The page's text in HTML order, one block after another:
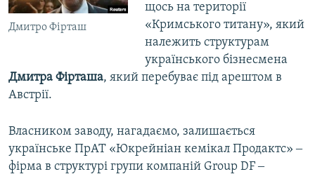
Дмитро Фірташ
щось на території
«Кримського титану», який
належить структурам
українського бізнесмена
Дмитра Фірташа, який перебуває під арештом в
Австрії.
Власником заводу, нагадаємо, залишається
українське ПрАТ «Юкрейніан кемікал Продактс» ‒
фірма в структурі групи компаній Group DF ‒